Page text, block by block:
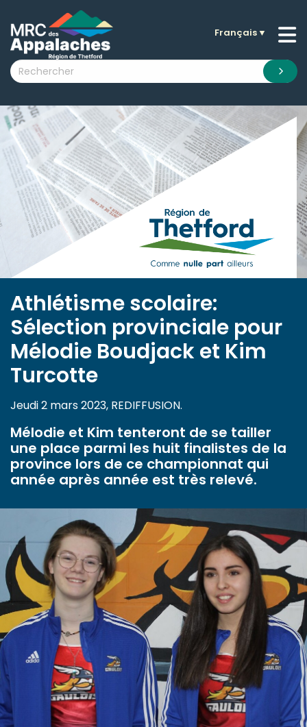
submenu (La MRC )
submenu (Citoyens )
submenu (Visiteurs )
submenu (Nouvelles )
submenu (Documentation )
Français▼
Athlétisme scolaire:
Sélection provinciale pour
Mélodie Boudjack et Kim
Turcotte
Jeudi 2 mars 2023, REDIFFUSION.
Mélodie et Kim tenteront de se tailler
une place parmi les huit finalistes de la
province lors de ce championnat qui
année après année est très relevé.